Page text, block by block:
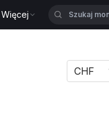
Więcej
CHF